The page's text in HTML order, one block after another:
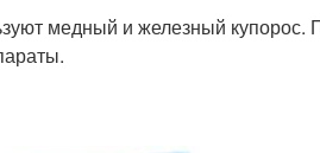
медный и железный купорос.